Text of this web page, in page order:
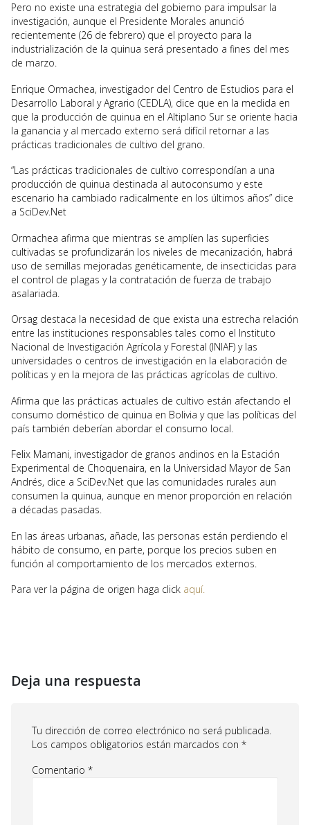
Pero no existe una estrategia del gobierno para impulsar la
investigación, aunque el Presidente Morales anunció
recientemente (26 de febrero) que el proyecto para la
industrialización de la quinua será presentado a fines del mes
de marzo.
Enrique Ormachea, investigador del Centro de Estudios para el
Desarrollo Laboral y Agrario (CEDLA), dice que en la medida en
que la producción de quinua en el Altiplano Sur se oriente hacia
la ganancia y al mercado externo será difícil retornar a las
prácticas tradicionales de cultivo del grano.
“Las prácticas tradicionales de cultivo correspondían a una
producción de quinua destinada al autoconsumo y este
escenario ha cambiado radicalmente en los últimos años” dice
a SciDev.Net
Ormachea afirma que mientras se amplíen las superficies
cultivadas se profundizarán los niveles de mecanización, habrá
uso de semillas mejoradas genéticamente, de insecticidas para
el control de plagas y la contratación de fuerza de trabajo
asalariada.
Orsag destaca la necesidad de que exista una estrecha relación
entre las instituciones responsables tales como el Instituto
Nacional de Investigación Agrícola y Forestal (INIAF) y las
universidades o centros de investigación en la elaboración de
políticas y en la mejora de las prácticas agrícolas de cultivo.
Afirma que las prácticas actuales de cultivo están afectando el
consumo doméstico de quinua en Bolivia y que las políticas del
país también deberían abordar el consumo local.
Felix Mamani, investigador de granos andinos en la Estación
Experimental de Choquenaira, en la Universidad Mayor de San
Andrés, dice a SciDev.Net que las comunidades rurales aun
consumen la quinua, aunque en menor proporción en relación
a décadas pasadas.
En las áreas urbanas, añade, las personas están perdiendo el
hábito de consumo, en parte, porque los precios suben en
función al comportamiento de los mercados externos.
Para ver la página de origen haga click aquí.
Deja una respuesta
Tu dirección de correo electrónico no será publicada.
Los campos obligatorios están marcados con *
Comentario *